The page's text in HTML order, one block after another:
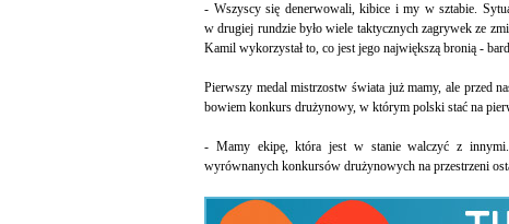
- Wszyscy się denerwowali, kibice i my w sztabie.
w drugiej rundzie było wiele taktycznych zagrywek ze
Kamil wykorzystał to, co jest jego największą bronią -
Pierwszy medal mistrzostw świata już mamy, ale przed
bowiem konkurs drużynowy, w którym polski stać na
- Mamy ekipę, która jest w stanie walczyć z
wyrównanych konkursów drużynowych na przestrzeni